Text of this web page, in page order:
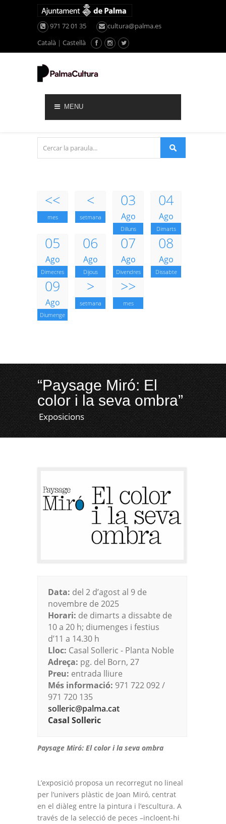
971 72 01 35
cultura@palma.es
Català | Castellà
MENU
<<
mes
<
setmana
03
Ago
Dilluns
04
Ago
Dimarts
05
Ago
Dimecres
06
Ago
Dijous
07
Ago
Divendres
08
Ago
Dissabte
09
Ago
Diumenge
>
setmana
>>
mes
“Paysage Miró: El
color i la seva ombra”
Exposicions
Data: del 2 d’agost al 9 de
novembre de 2025
Horari: de dimarts a dissabte de
10 a 20 h; diumenges i festius
d’11 a 14.30 h
Lloc: Casal Solleric - Planta Noble
Adreça: pg. del Born, 27
Preu: entrada lliure
Més informació: 971 722 092 /
971 720 135
solleric@palma.cat
Casal Solleric
Paysage Miró: El color i la seva ombra
L’exposició proposa un recorregut no lineal
per l’univers plàstic de Joan Miró, centrat
en el diàleg entre la pintura i l’escultura. A
través de la selecció de peces –incloent-hi